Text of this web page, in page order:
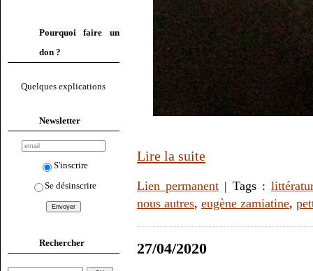
Pourquoi faire un
don ?
Quelques explications
Newsletter
S'inscrire
Se désinscrire
Rechercher
Lire la suite
Lien permanent| Tags :
nous autres, eugène zamiatine,
27/04/2020